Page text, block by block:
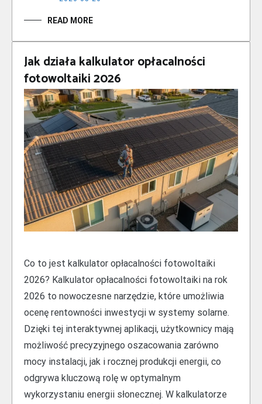
READ MORE
Jak działa kalkulator opłacalności
fotowoltaiki 2026
Co to jest kalkulator opłacalności fotowoltaiki
2026? Kalkulator opłacalności fotowoltaiki na rok
2026 to nowoczesne narzędzie, które umożliwia
ocenę rentowności inwestycji w systemy solarne.
Dzięki tej interaktywnej aplikacji, użytkownicy mają
możliwość precyzyjnego oszacowania zarówno
mocy instalacji, jak i rocznej produkcji energii, co
odgrywa kluczową rolę w optymalnym
wykorzystaniu energii słonecznej. W kalkulatorze